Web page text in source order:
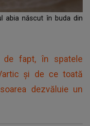
abia născut în buda din
de fapt, în spatele
și de ce toată
dezvăluie un